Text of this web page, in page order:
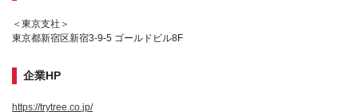
＜東京支社＞
東京都新宿区新宿3-9-5 ゴールドビル8F
企業HP
https://trytree.co.jp/